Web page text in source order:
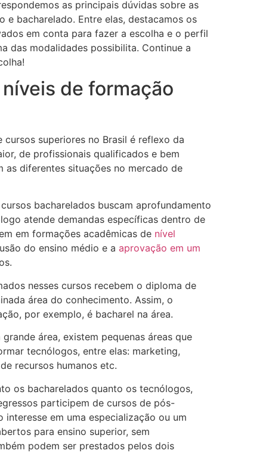
as principais dúvidas sobre as
e bacharelado. Entre elas, destacamos os
em conta para fazer a escolha e o perfil
das modalidades possibilita. Continue a
de formação
cursos superiores no Brasil é reflexo da
de profissionais qualificados e bem
as diferentes situações no mercado de
bacharelados buscam aprofundamento
atende demandas específicas dentro de
em formações acadêmicas de nível
do ensino médio e a aprovação em um
nesses cursos recebem o diploma de
área do conhecimento. Assim, o
por exemplo, é bacharel na área.
área, existem pequenas áreas que
tecnólogos, entre elas: marketing,
recursos humanos etc.
os bacharelados quanto os tecnólogos,
participem de cursos de pós-
interesse em uma especialização ou um
para ensino superior, sem
podem ser prestados pelos dois